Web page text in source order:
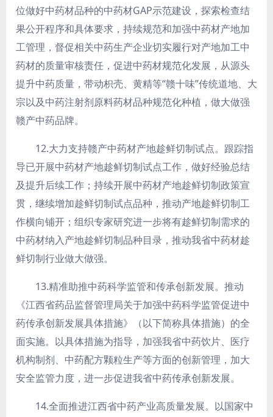
位做好中药材品种的中药材GAP示范建设，探索检查结
果公开程序和具体要求，持续规范和加强中药材产地加
工管理，督促相关中药生产企业切实履行对产地加工中
药材的质量审核责任，促进中药材规范化发展，从源头
提升中药质量，带动枳壳、黄精等“赣十味”传统道地、大
宗以及中药注射剂原料药材品种规范化种植，做大做强
赣产中药品牌。
12.大力支持赣产中药材产地趁鲜切制试点。 跟踪指
导已开展中药材产地趁鲜切制试点工作，做好经验总结
及提升后续工作；持续开展中药材产地趁鲜切制政策宣
贯，继续增加趁鲜切制试点品种，推动产地趁鲜切制工
作横向铺开；组织专家研究进一步将有趁鲜切制需求的
中药材纳入产地趁鲜切制品种目录，推动我省中药材趁
鲜切制行业做大做强。
13.精准助推中药科学监管和传承创新发展。 推动
《江西省药品监督管理局关于加强中药科学监管促进中
药传承创新发展具体措施》（以下简称具体措施）的全
面实施。以具体措施为指导，加强我省中药饮片、医疗
机构制剂、中药配方颗粒生产等方面的创新管理，加大
安全监管力度，进一步促进我省中药传承创新发展。
14.全面推进江西省中药产业高质量发展。 以国家中